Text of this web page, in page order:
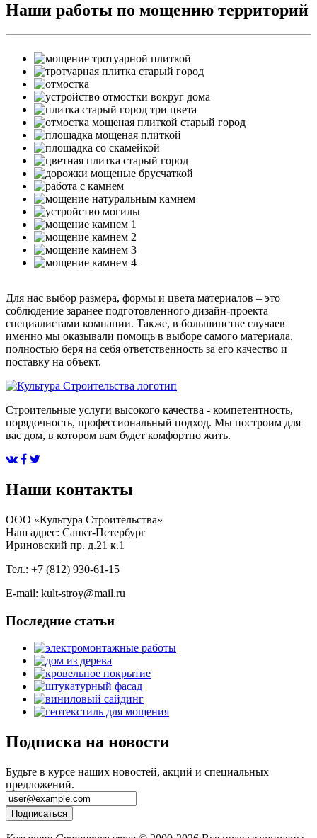
Наши работы по мощению территорий
Для нас выбор размера, формы и цвета материалов – это
соблюдение заранее подготовленного дизайн-проекта
специалистами компании. Также, в большинстве случаев
именно мы оказывали помощь в выборе самого материала,
полностью беря на себя ответственность за его качество и
поставку на объект.
Строительные услуги высокого качества - компетентность,
порядочность, профессиональный подход. Мы построим для
вас дом, в котором вам будет комфортно жить.
Наши контакты
ООО «Культура Строительства»
Наш адрес: Санкт-Петербург
Ириновский пр. д.21 к.1
Тел.: +7 (812) 930-61-15
E-mail: kult-stroy@mail.ru
Последние статьи
Подписка на новости
Будьте в курсе наших новостей, акций и специальных
предложений.